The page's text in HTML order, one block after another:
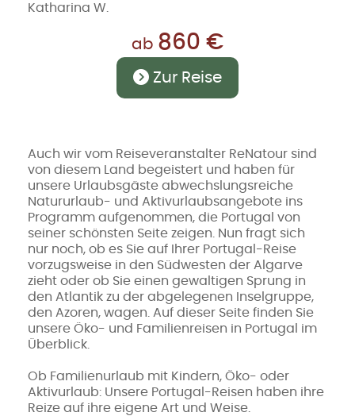
Katharina W.
ab 860 €
Zur Reise
Auch wir vom Reiseveranstalter ReNatour sind
von diesem Land begeistert und haben für
unsere Urlaubsgäste abwechslungsreiche
Natururlaub- und Aktivurlaubsangebote ins
Programm aufgenommen, die Portugal von
seiner schönsten Seite zeigen. Nun fragt sich
nur noch, ob es Sie auf Ihrer Portugal-Reise
vorzugsweise in den Südwesten der Algarve
zieht oder ob Sie einen gewaltigen Sprung in
den Atlantik zu der abgelegenen Inselgruppe,
den Azoren, wagen. Auf dieser Seite finden Sie
unsere Öko- und Familienreisen in Portugal im
Überblick.
Ob Familienurlaub mit Kindern, Öko- oder
Aktivurlaub: Unsere Portugal-Reisen haben ihre
Reize auf ihre eigene Art und Weise.